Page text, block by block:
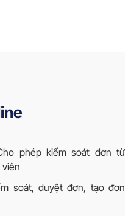
phép kiểm soát đơn từ
soát, duyệt đơn, tạo đơn